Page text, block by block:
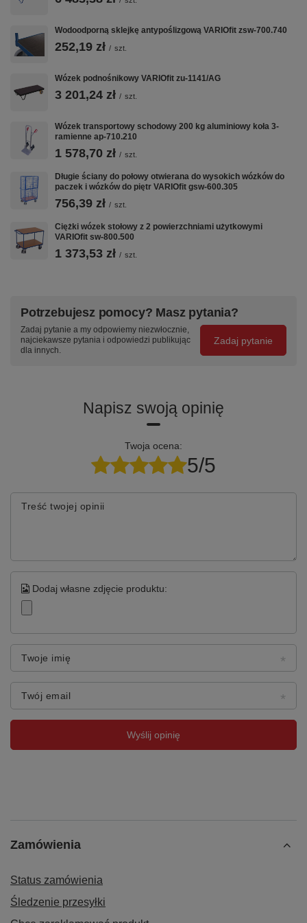
Wózki Platformowe·Wózki Magazynowe·Taczki i Wózki Schodowe·
Nadstawki Paletowe
Wodoodporną sklejkę antypoślizgową VARIOfit zsw-700.740
252,19 zł / szt.
Wózek podnośnikowy VARIOfit zu-1141/AG
3 201,24 zł / szt.
Wózek transportowy schodowy 200 kg aluminiowy koła 3-
ramienne ap-710.210
1 578,70 zł / szt.
Długie ściany do połowy otwierana do wysokich wózków do
paczek i wózków do piętr VARIOfit gsw-600.305
756,39 zł / szt.
Ciężki wózek stołowy z 2 powierzchniami użytkowymi
VARIOfit sw-800.500
1 373,53 zł / szt.
Potrzebujesz pomocy? Masz pytania?
Zadaj pytanie a my odpowiemy niezwłocznie,
najciekawsze pytania i odpowiedzi publikując
dla innych.
Zadaj pytanie
Napisz swoją opinię
Twoja ocena:
5/5
Treść twojej opinii
Dodaj własne zdjęcie produktu:
Twoje imię
Twój email
Wyślij opinię
Zamówienia
Status zamówienia
Śledzenie przesyłki